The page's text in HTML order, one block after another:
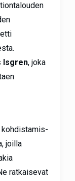
Isgren, joka
kohdistamis-
joilla
ratkaisevat